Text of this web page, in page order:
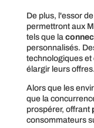
De plus, l'essor de
permettront aux
tels que la
personnalisés.
technologiques
élargir leurs offres.
Alors que les
que la
prospérer, offrant
consommateurs